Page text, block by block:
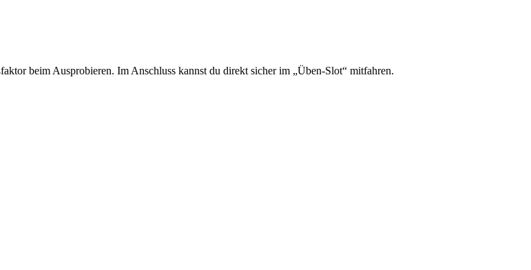
beim Ausprobieren. Im Anschluss kannst du direkt sicher im „Üben-Slot“ mitfahren.